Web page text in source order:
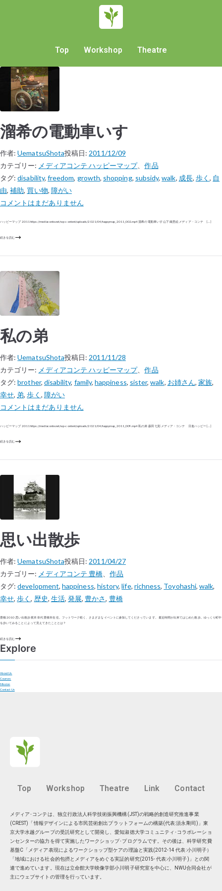
Top Workshop Theatre
溜希の電動車いす
作者:UematsuShota投稿日: 2011/12/09
カテゴリー: メディアコンテ ハッピーマップ、作品
タグ:disability, freedom, growth, shopping, subsidy,walk, 成長, 歩く , 自
由,補助, 買い物, 障がい
コメントはまだありません
ハッピーマップ 2011 https://mediaconte.net/wp-content/uploads/2021/04/happymap_2011_002.mp4 溜希の電動車いす 山下 織里絵 メディア・コンテ […]
続きを読む
私の弟
作者:UematsuShota投稿日: 2011/11/28
カテゴリー: メディアコンテ ハッピーマップ、作品
タグ:brother, disability, family,happiness, sister,walk, お姉さん, 家族,
幸せ, 弟,歩く , 障がい
コメントはまだありません
ハッピーマップ 2011 https://mediaconte.net/wp-content/uploads/2021/04/happymap_2011_009.mp4 私の弟 森田 七彩 メディア・コンテ 日進ハッピー […]
続きを読む
思い出散歩
作者:UematsuShota投稿日: 2011/04/27
カテゴリー: メディアコンテ 豊橋 、作品
タグ:development,happiness, history,life, richness, Toyohashi, walk,
幸せ,歩く, 歴史, 生活, 発展, 豊かさ, 豊橋
豊橋 2010 思い出散歩 梶本 幸代 豊橋市在住。フットワーク軽く、さまざまなイベントに参加してくださっています。 最近時間が出来てはじめた散歩。ゆっくり町中
を歩いてみることによって見えてきたこととは？
続きを読む
Explore
About Us
Courses
Mission
Contact Us
Top Workshop Theatre Link Contact
メディア･コンテは、独立行政法人科学技術振興機構(JST)の戦略的創造研究推進事業
(CREST)「情報デザインによる市民芸術創出プラットフォームの構築(代表:須永剛司)」東
京大学水越グループの受託研究として開発し、愛知淑徳大学コミュニティ･コラボレーショ
ンセンターの協力を得て実施したワークショップ･プログラムです。その後は、科学研究費
基盤C「メディア表現によるワークショップ型ケアの理論と実践(2012-14 代表:小川明子）
「地域における社会的包摂とメディアをめぐる実証的研究(2015- 代表:小川明子)」との関
連で進めています。現在は立命館大学映像学部小川明子研究室を中心に、 NWU合同会社が
主にウェブサイトの管理を行っています。